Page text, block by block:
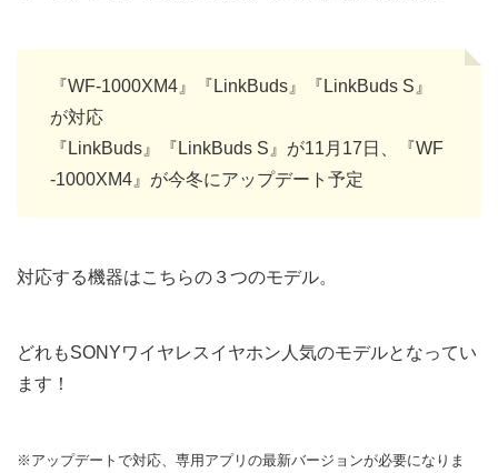
『WF-1000XM4』『LinkBuds』『LinkBuds S』
が対応
『LinkBuds』『LinkBuds S』が11月17日、『WF
-1000XM4』が今冬にアップデート予定
対応する機器はこちらの３つのモデル。
どれもSONYワイヤレスイヤホン人気のモデルとなってい
ます！
※アップデートで対応、専用アプリの最新バージョンが必要になりま